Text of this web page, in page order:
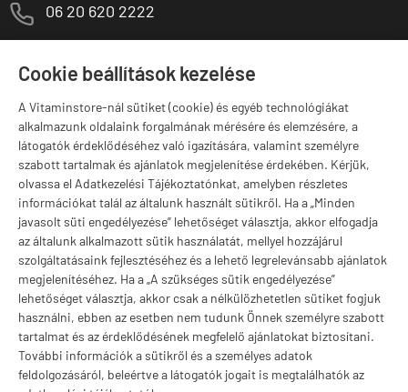
Cookie beállítások kezelése
A Vitaminstore-nál sütiket (cookie) és egyéb technológiákat
alkalmazunk oldalaink forgalmának mérésére és elemzésére, a
látogatók érdeklődéséhez való igazítására, valamint személyre
szabott tartalmak és ajánlatok megjelenítése érdekében. Kérjük,
olvassa el Adatkezelési Tájékoztatónkat, amelyben részletes
információkat talál az általunk használt sütikről. Ha a „Minden
javasolt süti engedélyezése” lehetőséget választja, akkor elfogadja
az általunk alkalmazott sütik használatát, mellyel hozzájárul
szolgáltatásaink fejlesztéséhez és a lehető legrelevánsabb ajánlatok
megjelenítéséhez. Ha a „A szükséges sütik engedélyezése”
lehetőséget választja, akkor csak a nélkülözhetetlen sütiket fogjuk
használni, ebben az esetben nem tudunk Önnek személyre szabott
tartalmat és az érdeklődésének megfelelő ajánlatokat biztosítani.
További információk a sütikről és a személyes adatok
feldolgozásáról, beleértve a látogatók jogait is megtalálhatók az
M 06 20 620 2222
Szugló u. 83-85.
Márkák
Valuta választás